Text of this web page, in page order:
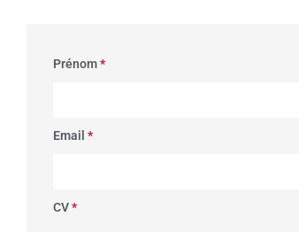
Prénom*
Email *
CV*